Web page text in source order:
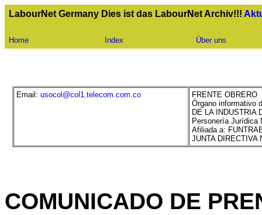
LabourNet Germany Dies ist das LabourNet Archiv!!!
Home Index Über uns
Email: usocol@col1.telecom.com.co
FRENTE OBRERO
Órgano informativo
DE LA INDUSTRIA
Personería Jurídica
Afiliada a:
JUNTA DIRECTIVA
COMUNICADO DE